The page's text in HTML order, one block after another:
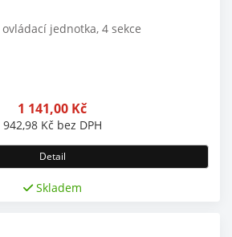
jednotka, 4 sekce
1 141,00 Kč
942,98 Kč bez DPH
Detail
Skladem